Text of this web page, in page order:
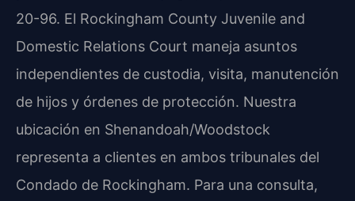
20-96. El Rockingham County Juvenile and
Domestic Relations Court maneja asuntos
independientes de custodia, visita, manutención
de hijos y órdenes de protección. Nuestra
ubicación en Shenandoah/Woodstock
representa a clientes en ambos tribunales del
Condado de Rockingham. Para una consulta,